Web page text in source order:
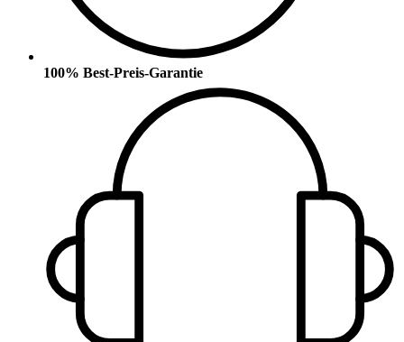
100% Best-Preis-Garantie